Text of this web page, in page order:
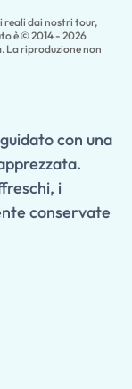
al tuo
reali dai nostri tour,
è © 2014 - 2026
La riproduzione non
con una
i
conservate